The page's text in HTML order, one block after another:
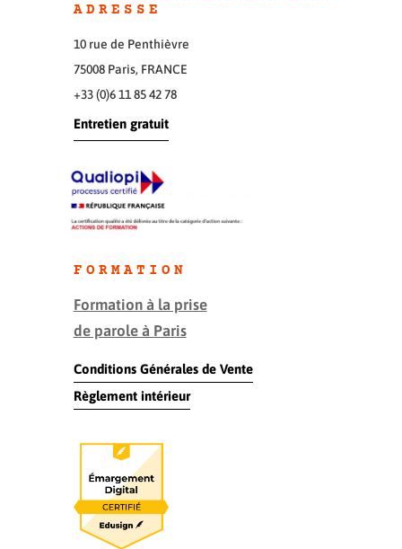
ADRESSE
10 rue de Penthièvre
75008 Paris, FRANCE
+33 (0)6 11 85 42 78
Entretien gratuit
FORMATION
Formation à la prise
de parole à Paris
Conditions Générales de Vente
Règlement intérieur